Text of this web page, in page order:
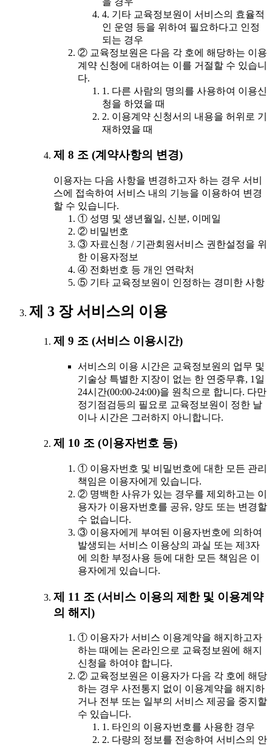
4. 기타 교육정보원이 서비스의 효율적
인 운영 등을 위하여 필요하다고 인정
되는 경우
② 교육정보원은 다음 각 호에 해당하는 이용
계약 신청에 대하여는 이를 거절할 수 있습니
다.
1. 다른 사람의 명의를 사용하여 이용신
청을 하였을 때
2. 이용계약 신청서의 내용을 허위로 기
재하였을 때
제 8 조 (계약사항의 변경)
이용자는 다음 사항을 변경하고자 하는 경우 서비
스에 접속하여 서비스 내의 기능을 이용하여 변경
할 수 있습니다.
① 성명 및 생년월일, 신분, 이메일
② 비밀번호
③ 자료신청 / 기관회원서비스 권한설정을 위
한 이용자정보
④ 전화번호 등 개인 연락처
⑤ 기타 교육정보원이 인정하는 경미한 사항
제 3 장 서비스의 이용
제 9 조 (서비스 이용시간)
서비스의 이용 시간은 교육정보원의 업무 및
기술상 특별한 지장이 없는 한 연중무휴, 1일
24시간(00:00-24:00)을 원칙으로 합니다. 다만
정기점검등의 필요로 교육정보원이 정한 날
이나 시간은 그러하지 아니합니다.
제 10 조 (이용자번호 등)
① 이용자번호 및 비밀번호에 대한 모든 관리
책임은 이용자에게 있습니다.
② 명백한 사유가 있는 경우를 제외하고는 이
용자가 이용자번호를 공유, 양도 또는 변경할
수 없습니다.
③ 이용자에게 부여된 이용자번호에 의하여
발생되는 서비스 이용상의 과실 또는 제3자
에 의한 부정사용 등에 대한 모든 책임은 이
용자에게 있습니다.
제 11 조 (서비스 이용의 제한 및 이용계약
의 해지)
① 이용자가 서비스 이용계약을 해지하고자
하는 때에는 온라인으로 교육정보원에 해지
신청을 하여야 합니다.
② 교육정보원은 이용자가 다음 각 호에 해당
하는 경우 사전통지 없이 이용계약을 해지하
거나 전부 또는 일부의 서비스 제공을 중지할
수 있습니다.
1. 타인의 이용자번호를 사용한 경우
2. 다량의 정보를 전송하여 서비스의 안